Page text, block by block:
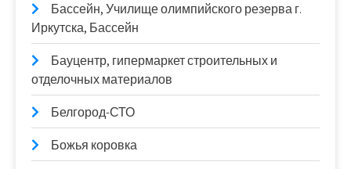
Бассейн, Училище олимпийского резерва г.
Иркутска, Бассейн
Бауцентр, гипермаркет строительных и
отделочных материалов
Белгород-СТО
Божья коровка